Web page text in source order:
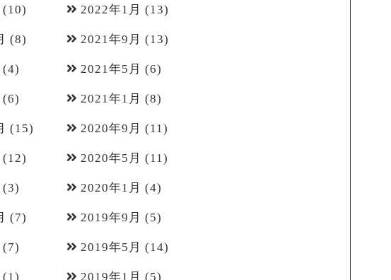
(10) 2022年1月 (13)
(8) 2021年9月 (13)
(4) 2021年5月 (6)
(6) 2021年1月 (8)
(15) 2020年9月 (11)
(12) 2020年5月 (11)
(3) 2020年1月 (4)
(7) 2019年9月 (5)
(7) 2019年5月 (14)
(1) 2019年1月 (5)